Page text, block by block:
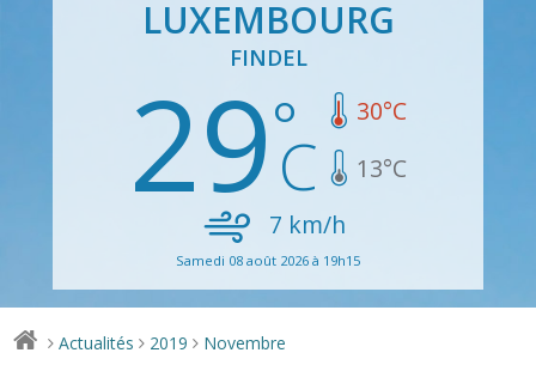
LUXEMBOURG
FINDEL
29 30°C
13°C
7 km/h
Samedi 08 août 2026 à 19h15
> Actualités > 2019 > Novembre